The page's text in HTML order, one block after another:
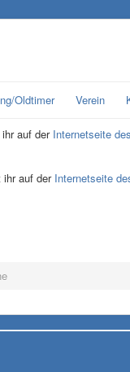
Oldtimer Verein
auf der Internetseite
ihr auf der Internetseite